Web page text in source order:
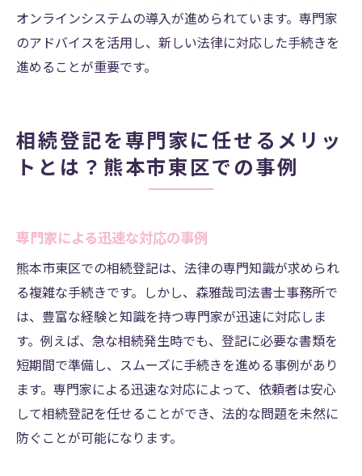
オンラインシステムの導入が進められています。専門家
のアドバイスを活用し、新しい法律に対応した手続きを
進めることが重要です。
相続登記を専門家に任せるメリッ
トとは？熊本市東区での事例
専門家による迅速な対応の事例
熊本市東区での相続登記は、法律の専門知識が求められ
る複雑な手続きです。しかし、森雅哉司法書士事務所で
は、豊富な経験と知識を持つ専門家が迅速に対応しま
す。例えば、急な相続発生時でも、登記に必要な書類を
短期間で準備し、スムーズに手続きを進める事例があり
ます。専門家による迅速な対応によって、依頼者は安心
して相続登記を任せることができ、法的な問題を未然に
防ぐことが可能になります。